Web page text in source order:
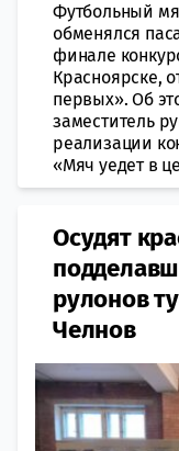
Футбольный
обменялся
финале
Красноярске,
первых». Об
заместитель
реализации
«Мяч уедет в
Осудят
рулонов
Челнов